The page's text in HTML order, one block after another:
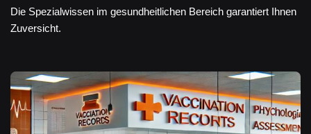
Die Spezialwissen im gesundheitlichen Bereich garantiert Ihnen
Zuversicht.